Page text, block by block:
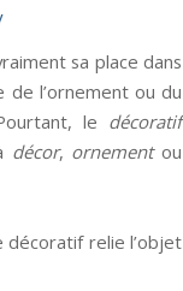
sa place dans
l’ornement ou du
le décoratif
décor, ornementou
décoratif relie l’objet